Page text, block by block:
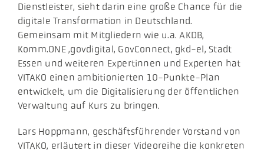
Dienstleister, sieht darin eine große Chance für die
digitale Transformation in Deutschland.
Gemeinsam mit Mitgliedern wie u.a. AKDB,
Komm.ONE ,govdigital, GovConnect, gkd-el, Stadt
Essen und weiteren Expertinnen und Experten hat
VITAKO einen ambitionierten 10-Punkte-Plan
entwickelt, um die Digitalisierung der öffentlichen
Verwaltung auf Kurs zu bringen.
Lars Hoppmann, geschäftsführender Vorstand von
VITAKO, erläutert in dieser Videoreihe die konkreten